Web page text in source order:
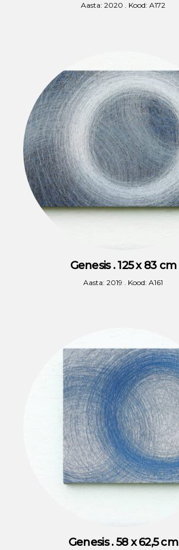
Aasta: 2020 . Kood: A172
Genesis . 125 x 83 cm
Aasta: 2019 . Kood: A161
Genesis . 58 x 62,5 cm